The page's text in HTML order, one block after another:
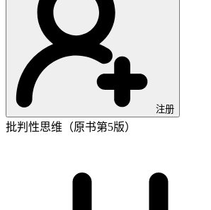
注册
批判性思维（原书第5版）